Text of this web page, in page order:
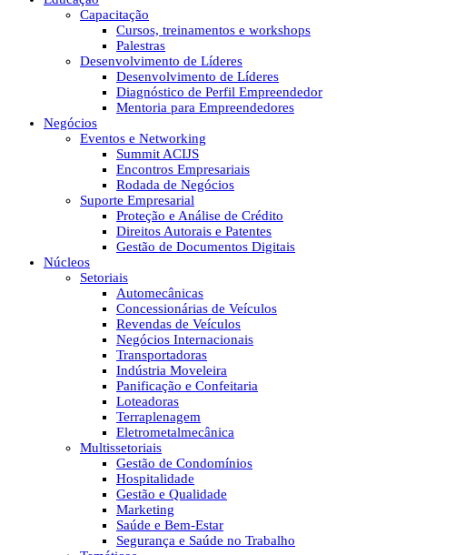
Capacitação
Cursos, treinamentos e workshops
Palestras
Desenvolvimento de Líderes
Desenvolvimento de Líderes
Diagnóstico de Perfil Empreendedor
Mentoria para Empreendedores
Negócios
Eventos e Networking
Summit ACIJS
Encontros Empresariais
Rodada de Negócios
Suporte Empresarial
Proteção e Análise de Crédito
Direitos Autorais e Patentes
Gestão de Documentos Digitais
Núcleos
Setoriais
Automecânicas
Concessionárias de Veículos
Revendas de Veículos
Negócios Internacionais
Transportadoras
Indústria Moveleira
Panificação e Confeitaria
Loteadoras
Terraplenagem
Eletrometalmecânica
Multissetoriais
Gestão de Condomínios
Hospitalidade
Gestão e Qualidade
Marketing
Saúde e Bem-Estar
Segurança e Saúde no Trabalho